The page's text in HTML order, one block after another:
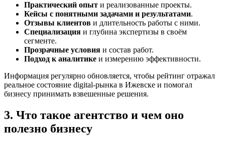
Практический опыт и реализованные проекты.
Кейсы с понятными задачами и результатами.
Отзывы клиентов и длительность работы с ними.
Специализация и глубина экспертизы в своём
сегменте.
Прозрачные условия и состав работ.
Подход к аналитике и измерению эффективности.
Информация регулярно обновляется, чтобы рейтинг отражал
реальное состояние digital-рынка в Ижевске и помогал
бизнесу принимать взвешенные решения.
3. Что такое агентство и чем оно
полезно бизнесу